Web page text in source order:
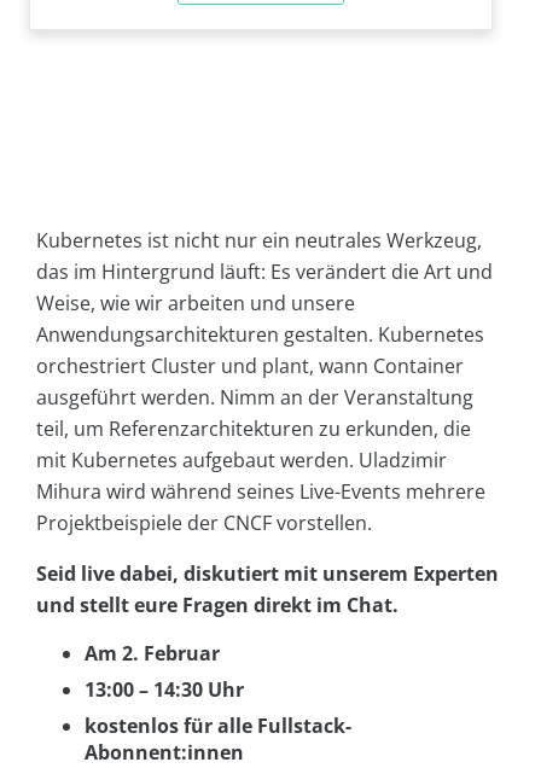
Kubernetes ist nicht nur ein neutrales Werkzeug,
das im Hintergrund läuft: Es verändert die Art und
Weise, wie wir arbeiten und unsere
Anwendungsarchitekturen gestalten. Kubernetes
orchestriert Cluster und plant, wann Container
ausgeführt werden. Nimm an der Veranstaltung
teil, um Referenzarchitekturen zu erkunden, die
mit Kubernetes aufgebaut werden. Uladzimir
Mihura wird während seines Live-Events mehrere
Projektbeispiele der CNCF vorstellen.
Seid live dabei, diskutiert mit unserem Experten
und stellt eure Fragen direkt im Chat.
Am 2. Februar
13:00 – 14:30 Uhr
kostenlos für alle Fullstack-
Abonnent:innen